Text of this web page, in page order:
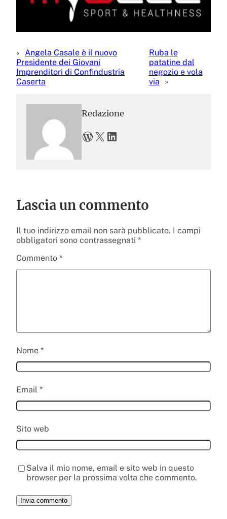
« Angela Casale è il nuovo
Presidente dei Giovani
Imprenditori di Confindustria
Caserta
Ruba le
patatine dal
negozio e vola
via
»
Redazione
WordPress X LinkedIn
Lascia un commento
Il tuo indirizzo email non sarà pubblicato. I campi
obbligatori sono contrassegnati *
Commento *
Nome *
Email *
Sito web
Salva il mio nome, email e sito web in questo
browser per la prossima volta che commento.